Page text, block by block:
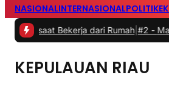
NASIONALINTERNASIONALPOLITIK
saat Bekerja dari Rumah| #2 -Masalah
KEPULAUAN RIAU